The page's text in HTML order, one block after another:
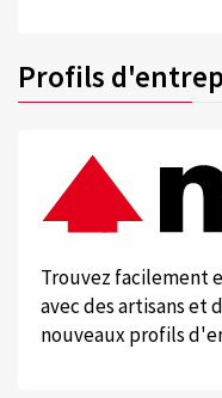
Profils
Trouvez facilement
avec des artisans et
nouveaux profils